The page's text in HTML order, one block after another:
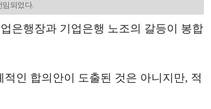
임되었다.
은행장과 기업은행 노조의 갈등이 봉합
인 합의안이 도출된 것은 아니지만, 적